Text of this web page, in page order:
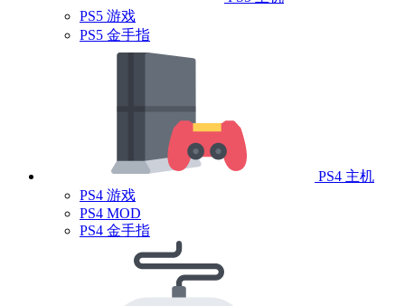
PS5 游戏
PS5 金手指
PS4 主机
PS4 游戏
PS4 MOD
PS4 金手指